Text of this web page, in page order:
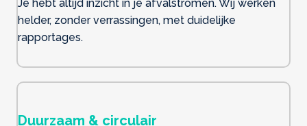
Je hebt altijd inzicht in je afvalstromen. Wij werken
helder, zonder verrassingen, met duidelijke
rapportages.
Duurzaam & circulair